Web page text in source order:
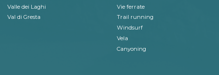
Valle dei Laghi
Val di Gresta
Vie ferrate
Trail running
Windsurf
Vela
Canyoning